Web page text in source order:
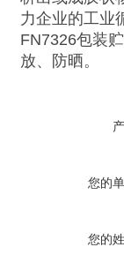
力企业的工业
FN7326包装
放、防晒。
您的
您的